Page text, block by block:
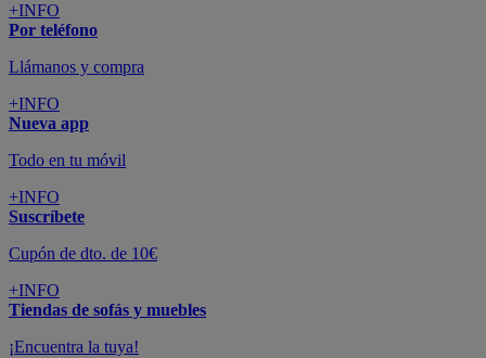
+INFO
Por teléfono
Llámanos y compra
+INFO
Nueva app
Todo en tu móvil
+INFO
Suscríbete
Cupón de dto. de 10€
+INFO
Tiendas de sofás y muebles
¡Encuentra la tuya!